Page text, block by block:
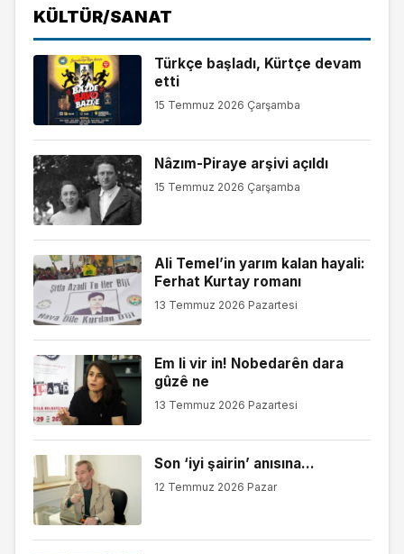
KÜLTÜR/SANAT
Türkçe başladı, Kürtçe devam
etti
15 Temmuz 2026 Çarşamba
Nâzım-Piraye arşivi açıldı
15 Temmuz 2026 Çarşamba
Ali Temel’in yarım kalan hayali:
Ferhat Kurtay romanı
13 Temmuz 2026 Pazartesi
Em li vir in! Nobedarên dara
gûzê ne
13 Temmuz 2026 Pazartesi
Son ‘iyi şairin’ anısına…
12 Temmuz 2026 Pazar